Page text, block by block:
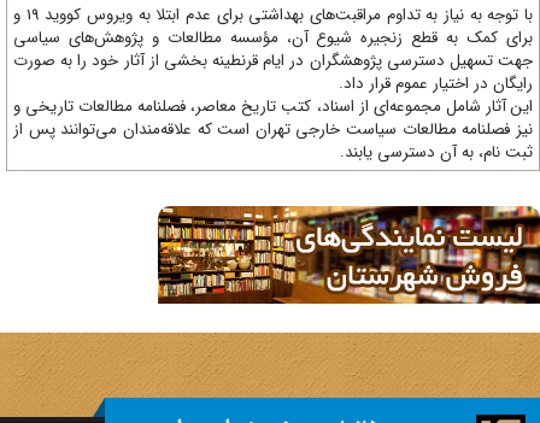
با توجه به نیاز به تداوم مراقبت‌های بهداشتی برای عدم ابتلا به ویروس کووید 19 و
کمک به قطع زنجیره شیوع آن، مؤسسه مطالعات و پژوهش‌های سیاسی
تسهیل دسترسی پژوهشگران در ایام قرنطینه بخشی از آثار خود را به صورت
در اختیار عموم قرار داد.
آثار شامل مجموعه‌ای از اسناد، کتب تاریخ معاصر، فصلنامه‌ مطالعات تاریخی و
فصلنامه مطالعات سیاست خارجی تهران است که علاقه‌مندان می‌توانند پس از
نام، به آن دسترسی یابند.